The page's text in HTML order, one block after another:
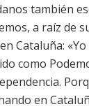
también
a raíz de
Cataluña: «Yo
como
en